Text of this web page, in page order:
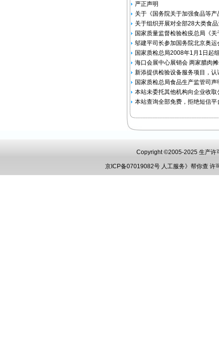
严正声明
关于《国务院关于加强食品等
关于组织开展对全部28大类食
国家质量监督检验检疫总局《
邬建平司长参加国务院北京奥
国家质检总局2008年1月1日起
海口会展中心展销会 两家腊肉
新添提供检验设备服务项目，认
国家质检总局食品生产监管司声
本站未委托其他机构向企业收取
本站查询全部免费，拒绝短信平
Copyright ©2005-2025 生产许
京ICP备07019082号 人工服务》帮你查 许